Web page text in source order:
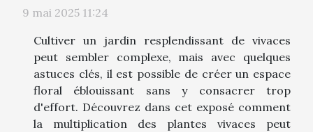
9 mai 2025 11:24
Cultiver un jardin resplendissant de vivaces
peut sembler complexe, mais avec quelques
astuces clés, il est possible de créer un espace
floral éblouissant sans y consacrer trop
d'effort. Découvrez dans cet exposé comment
la multiplication des plantes vivaces peut